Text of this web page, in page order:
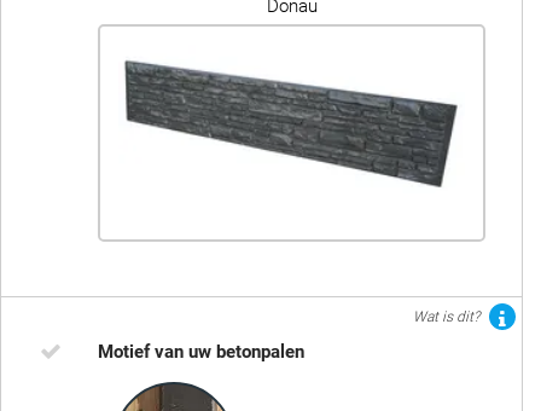
Donau
Wat is dit?
Motief van uw betonpalen